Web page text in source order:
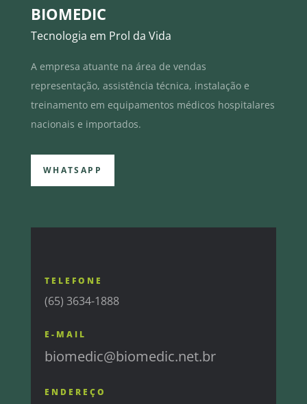
BIOMEDIC
Tecnologia em Prol da Vida
A empresa atuante na área de vendas
representação, assistência técnica, instalação e
treinamento em equipamentos médicos hospitalares
nacionais e importados.
WHATSAPP
TELEFONE
(65) 3634-1888
E-MAIL
biomedic@biomedic.net.br
ENDEREÇO